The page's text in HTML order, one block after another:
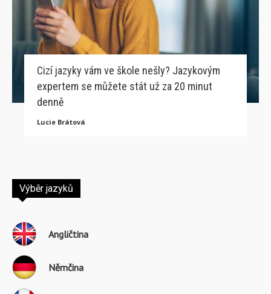
Cizí jazyky vám ve škole nešly? Jazykovým
expertem se můžete stát už za 20 minut
denně
Lucie Brátová
Výběr jazyků
Angličtina
Němčina